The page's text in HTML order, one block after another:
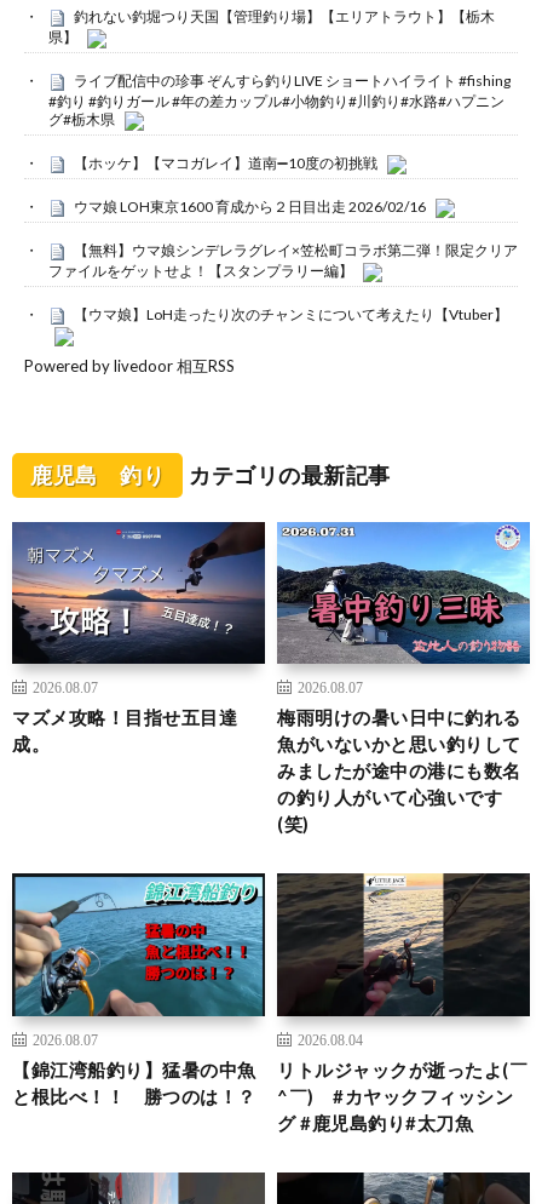
釣れない釣堀つり天国【管理釣り場】【エリアトラウト】【栃木
県】
ライブ配信中の珍事 ぞんすら釣りLIVE ショートハイライト #fishing
#釣り #釣りガール #年の差カップル#小物釣り#川釣り#水路#ハプニン
グ#栃木県
【ホッケ】【マコガレイ】道南➖10度の初挑戦
ウマ娘 LOH東京1600 育成から２日目出走 2026/02/16
【無料】ウマ娘シンデレラグレイ×笠松町コラボ第二弾！限定クリア
ファイルをゲットせよ！【スタンプラリー編】
【ウマ娘】LoH走ったり次のチャンミについて考えたり【Vtuber】
Powered by livedoor 相互RSS
鹿児島 釣り カテゴリの最新記事
2026.08.07
マズメ攻略！目指せ五目達
成。
2026.08.07
梅雨明けの暑い日中に釣れる
魚がいないかと思い釣りして
みましたが途中の港にも数名
の釣り人がいて心強いです
(笑)
2026.08.07
【錦江湾船釣り】猛暑の中魚
と根比べ！！ 勝つのは！？
2026.08.04
リトルジャックが逝ったよ(￣
^￣)ゞ#カヤックフィッシン
グ #鹿児島釣り#太刀魚